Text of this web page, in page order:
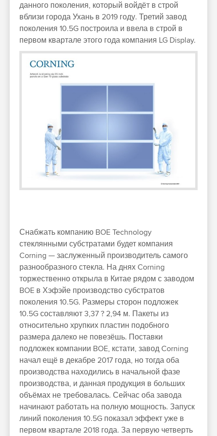
данного поколения, который войдёт в строй
вблизи города Ухань в 2019 году. Третий завод
поколения 10.5G построила и ввела в строй в
первом квартале этого года компания LG Display.
Снабжать компанию BOE Technology
стеклянными субстратами будет компания
Corning — заслуженный производитель самого
разнообразного стекла. На днях Corning
торжественно открыла в Китае рядом с заводом
BOE в Хэфэйе производство субстратов
поколения 10.5G. Размеры сторон подложек
10.5G составляют 3,37 ? 2,94 м. Пакеты из
относительно хрупких пластин подобного
размера далеко не повезёшь. Поставки
подложек компании BOE, кстати, завод Corning
начал ещё в декабре 2017 года, но тогда оба
производства находились в начальной фазе
производства, и данная продукция в больших
объёмах не требовалась. Сейчас оба завода
начинают работать на полную мощность. Запуск
линий поколения 10.5G показал эффект уже в
первом квартале 2018 года. За первую четверть